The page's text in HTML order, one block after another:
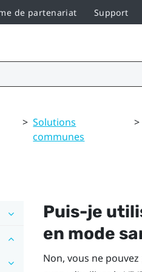
de partenariat Support
> Solutions
communes
>
Puis-je
en mode
Non, vous ne